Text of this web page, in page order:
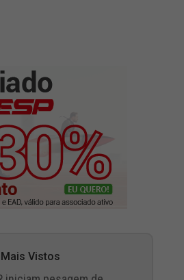
Mais Vistos